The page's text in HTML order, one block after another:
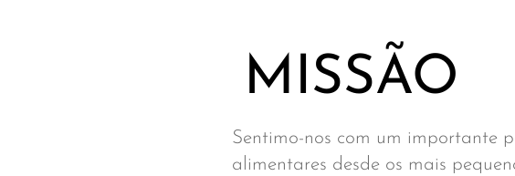
MISSÃO
Sentimo-nos com um importante
alimentares desde os mais